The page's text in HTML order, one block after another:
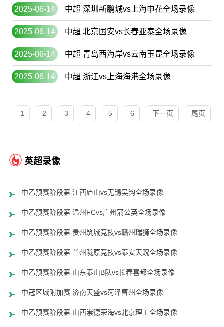
2025-06-14 中超 深圳新鹏城vs上海申花全场录像
2025-06-14 中超 北京国安vs长春亚泰全场录像
2025-06-14 中超 青岛西海岸vs云南玉昆全场录像
2025-06-14 中超 浙江vs上海海港全场录像
1 2 3 4 5 6 下一页 尾页
英超录像
中乙预赛阶段第 江西庐山vs无锡吴钩全场录像
中乙预赛阶段第 温州FCvs广州蒲公英全场录像
中乙预赛阶段第 贵州筑城竞技vs赣州瑞狮全场录像
中乙预赛阶段第 兰州陇原竞技vs泰安天贶全场录像
中乙预赛阶段第 山东泰山B队vs长春喜都全场录像
中冠区域附加赛 济南天盛vs菏泽曹州全场录像
中乙预赛阶段第 山西崇德荣海vs北京理工全场录像